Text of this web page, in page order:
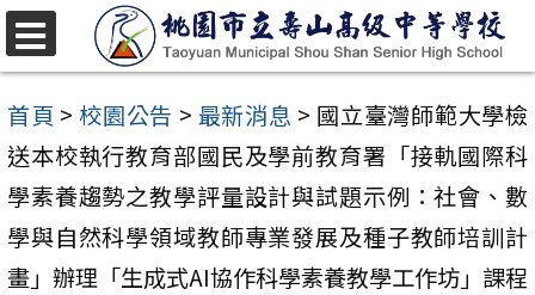
跳
至
主
要
內
容
區
首頁 > 校園公告 > 最新消息 > 國立臺灣師範大學檢
送本校執行教育部國民及學前教育署「接軌國際科
學素養趨勢之教學評量設計與試題示例：社會、數
學與自然科學領域教師專業發展及種子教師培訓計
畫」辦理「生成式AI協作科學素養教學工作坊」課程
選
單